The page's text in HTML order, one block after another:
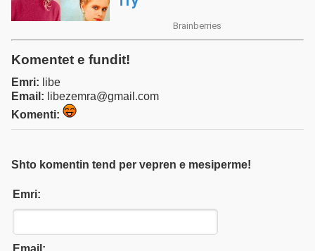
Komentet e fundit!
Emri: libe
Email: libezemra@gmail.com
Komenti:
Shto komentin tend per vepren e mesiperme!
Emri: